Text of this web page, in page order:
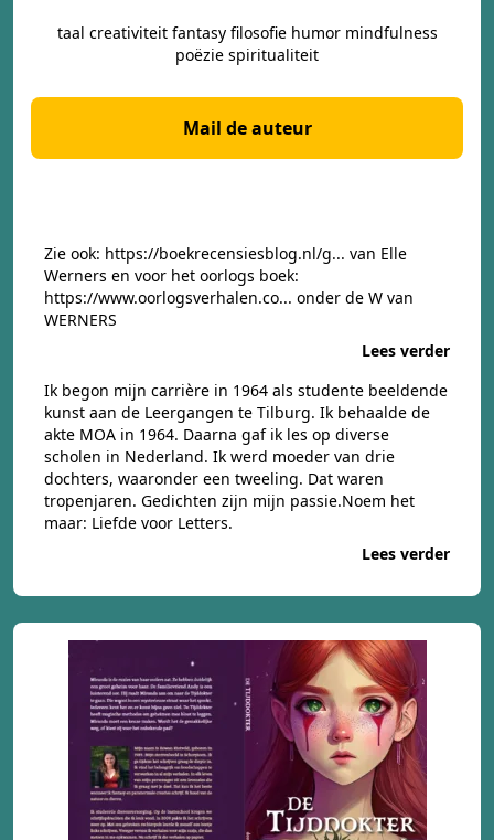
taal creativiteit fantasy filosofie humor mindfulness
poëzie spiritualiteit
Mail de auteur
Zie ook: https://boekrecensiesblog.nl/g... van Elle
Werners en voor het oorlogs boek:
https://www.oorlogsverhalen.co... onder de W van
WERNERS
Lees verder
Ik begon mijn carrière in 1964 als studente beeldende
kunst aan de Leergangen te Tilburg. Ik behaalde de
akte MOA in 1964. Daarna gaf ik les op diverse
scholen in Nederland. Ik werd moeder van drie
dochters, waaronder een tweeling. Dat waren
tropenjaren. Gedichten zijn mijn passie.Noem het
maar: Liefde voor Letters.
Lees verder